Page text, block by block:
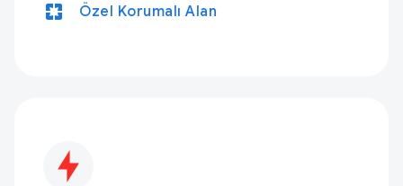
pages Özel Korumalı Alan